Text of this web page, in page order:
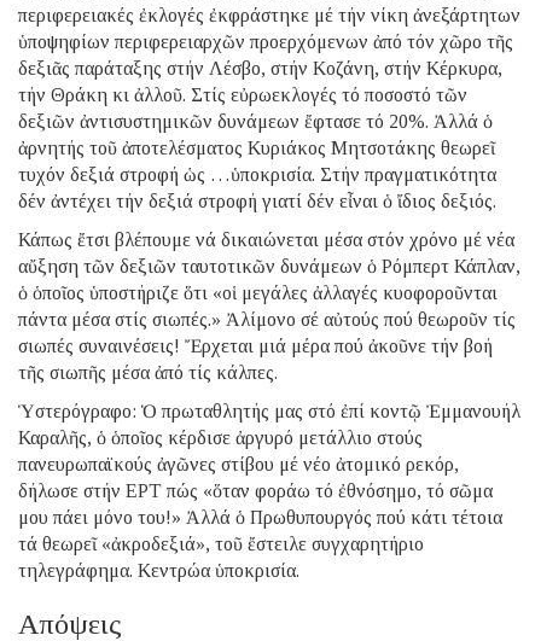
περιφερειακές ἐκλογές ἐκφράστηκε μέ τήν νίκη ἀνεξάρτητων
ὑποψηφίων περιφερειαρχῶν προερχόμενων ἀπό τόν χῶρο τῆς
δεξιᾶς παράταξης στήν Λέσβο, στήν Κοζάνη, στήν Κέρκυρα,
τήν Θράκη κι ἀλλοῦ. Στίς εὐρωεκλογές τό ποσοστό τῶν
δεξιῶν ἀντισυστημικῶν δυνάμεων ἔφτασε τό 20%. Ἀλλά ὁ
ἀρνητής τοῦ ἀποτελέσματος Κυριάκος Μητσοτάκης θεωρεῖ
τυχόν δεξιά στροφή ὡς …ὑποκρισία. Στήν πραγματικότητα
δέν ἀντέχει τήν δεξιά στροφή γιατί δέν εἶναι ὁ ἴδιος δεξιός.
Κάπως ἔτσι βλέπουμε νά δικαιώνεται μέσα στόν χρόνο μέ νέα
αὔξηση τῶν δεξιῶν ταυτοτικῶν δυνάμεων ὁ Ρόμπερτ Κάπλαν,
ὁ ὁποῖος ὑποστήριζε ὅτι «οἱ μεγάλες ἀλλαγές κυοφοροῦνται
πάντα μέσα στίς σιωπές.» Ἀλίμονο σέ αὐτούς πού θεωροῦν τίς
σιωπές συναινέσεις! Ἔρχεται μιά μέρα πού ἀκοῦνε τήν βοή
τῆς σιωπῆς μέσα ἀπό τίς κάλπες.
Ὑστερόγραφο: Ὁ πρωταθλητής μας στό ἐπί κοντῷ Ἐμμανουήλ
Καραλῆς, ὁ ὁποῖος κέρδισε ἀργυρό μετάλλιο στούς
πανευρωπαϊκούς ἀγῶνες στίβου μέ νέο ἀτομικό ρεκόρ,
δήλωσε στήν ΕΡΤ πώς «ὅταν φοράω τό ἐθνόσημο, τό σῶμα
μου πάει μόνο του!» Ἀλλά ὁ Πρωθυπουργός πού κάτι τέτοια
τά θεωρεῖ «ἀκροδεξιά», τοῦ ἔστειλε συγχαρητήριο
τηλεγράφημα. Κεντρώα ὑποκρισία.
Απόψεις